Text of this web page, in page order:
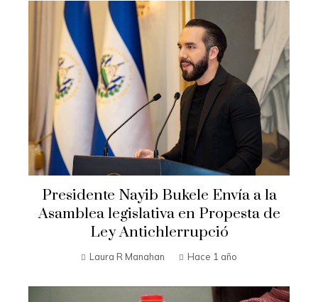
Presidente Nayib Bukele Envía a la
Asamblea legislativa en Propesta de
Ley Antichlerrupció
Laura R Manahan Hace 1 año